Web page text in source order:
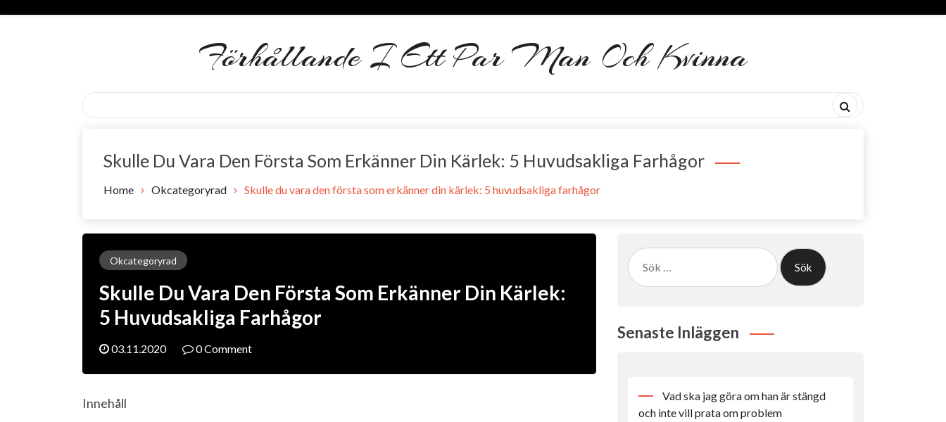
Förhållande I Ett Par Man Och Kvinna
Skulle Du Vara Den Första Som Erkänner Din Kärlek: 5 Huvudsakliga Farhågor
Home Okcategoryrad Skulle du vara den första som erkänner din kärlek: 5 huvudsakliga farhågor
Okcategoryrad
Skulle Du Vara Den Första Som Erkänner Din Kärlek:
5 Huvudsakliga Farhågor
03.11.2020 0 Comment
Innehåll
Sök
efter:
Senaste Inläggen
Vad ska jag göra om han är stängd
och inte vill prata om problem